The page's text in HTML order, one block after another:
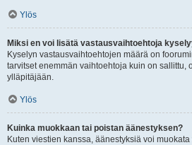
Ylös
Miksi en voi lisätä vastausvaihtoehtoja
Kyselyn vastausvaihtoehtojen määrä on
tarvitset enemmän vaihtoehtoja kuin on sallittu,
ylläpitäjään.
Ylös
Kuinka muokkaan tai poistan äänestyksen?
Kuten viestien kanssa, äänestyksiä voi